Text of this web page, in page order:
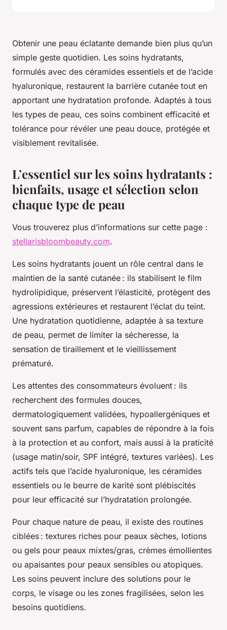
Obtenir une peau éclatante demande bien plus qu’un
simple geste quotidien. Les soins hydratants,
formulés avec des céramides essentiels et de l’acide
hyaluronique, restaurent la barrière cutanée tout en
apportant une hydratation profonde. Adaptés à tous
les types de peau, ces soins combinent efficacité et
tolérance pour révéler une peau douce, protégée et
visiblement revitalisée.
L’essentiel sur les soins hydratants :
bienfaits, usage et sélection selon
chaque type de peau
Vous trouverez plus d’informations sur cette page :
stellarisbloombeauty.com.
Les soins hydratants jouent un rôle central dans le
maintien de la santé cutanée : ils stabilisent le film
hydrolipidique, préservent l’élasticité, protègent des
agressions extérieures et restaurent l’éclat du teint.
Une hydratation quotidienne, adaptée à sa texture
de peau, permet de limiter la sécheresse, la
sensation de tiraillement et le vieillissement
prématuré.
Les attentes des consommateurs évoluent : ils
recherchent des formules douces,
dermatologiquement validées, hypoallergéniques et
souvent sans parfum, capables de répondre à la fois
à la protection et au confort, mais aussi à la praticité
(usage matin/soir, SPF intégré, textures variées). Les
actifs tels que l’acide hyaluronique, les céramides
essentiels ou le beurre de karité sont plébiscités
pour leur efficacité sur l’hydratation prolongée.
Pour chaque nature de peau, il existe des routines
ciblées : textures riches pour peaux sèches, lotions
ou gels pour peaux mixtes/gras, crèmes émollientes
ou apaisantes pour peaux sensibles ou atopiques.
Les soins peuvent inclure des solutions pour le
corps, le visage ou les zones fragilisées, selon les
besoins quotidiens.